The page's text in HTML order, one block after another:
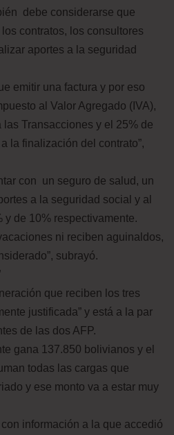
debe considerarse que
contratos, los consultores
aportes a la seguridad
emitir una factura y por eso
al Valor Agregado (IVA),
las Transacciones y el 25% de
la finalización del contrato”,
con un seguro de salud, un
a la seguridad social y al
de 10% respectivamente.
ni reciben aguinaldos,
subrayó.
que reciben los tres
justificada” y está a la par
de las dos AFP.
gana 137.850 bolivianos y el
todas las cargas que
y ese monto va a estar muy
información a la que accedió